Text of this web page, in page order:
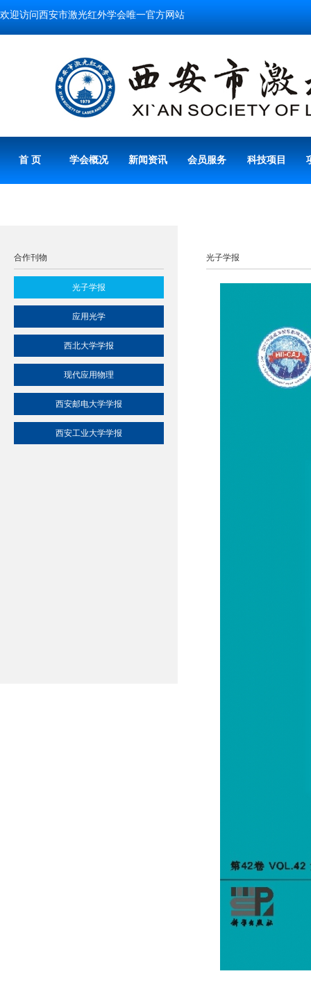
欢迎访问西安市激光红外学会唯一官方网站
首 页 学会概况 新闻资讯 会员服务 科技项目
合作刊物
光子学报
应用光学
西北大学学报
现代应用物理
西安邮电大学学报
西安工业大学学报
光子学报